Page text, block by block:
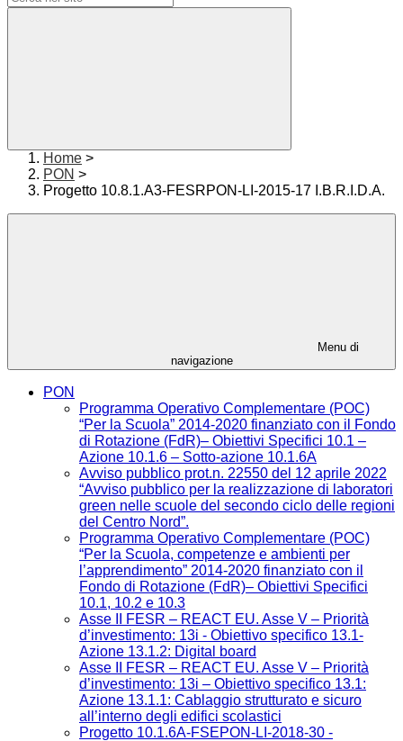
Home >
PON >
Progetto 10.8.1.A3-FESRPON-LI-2015-17 I.B.R.I.D.A.
Menu di
navigazione
PON
Programma Operativo Complementare (POC)
“Per la Scuola” 2014-2020 finanziato con il Fondo
di Rotazione (FdR)– Obiettivi Specifici 10.1 –
Azione 10.1.6 – Sotto-azione 10.1.6A
Avviso pubblico prot.n. 22550 del 12 aprile 2022
“Avviso pubblico per la realizzazione di laboratori
green nelle scuole del secondo ciclo delle regioni
del Centro Nord”.
Programma Operativo Complementare (POC)
“Per la Scuola, competenze e ambienti per
l’apprendimento” 2014-2020 finanziato con il
Fondo di Rotazione (FdR)– Obiettivi Specifici
10.1, 10.2 e 10.3
Asse II FESR – REACT EU. Asse V – Priorità
d’investimento: 13i - Obiettivo specifico 13.1-
Azione 13.1.2: Digital board
Asse II FESR – REACT EU. Asse V – Priorità
d’investimento: 13i – Obiettivo specifico 13.1:
Azione 13.1.1: Cablaggio strutturato e sicuro
all’interno degli edifici scolastici
Progetto 10.1.6A-FSEPON-LI-2018-30 -